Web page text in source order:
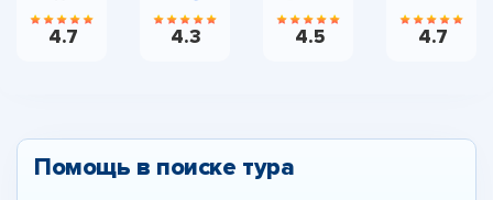
4.7 4.3 4.5 4.7
Помощь в поиске тура